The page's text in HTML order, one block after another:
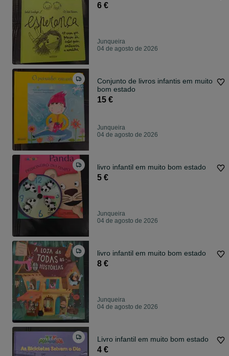
6 €
Junqueira
04 de agosto de 2026
Conjunto de livros infantis em muito
bom estado
15 €
Junqueira
04 de agosto de 2026
livro infantil em muito bom estado
5 €
Junqueira
04 de agosto de 2026
livro infantil em muito bom estado
8 €
Junqueira
04 de agosto de 2026
Livro infantil em muito bom estado
4 €